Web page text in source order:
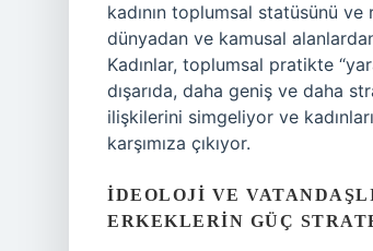
kadının toplumsal statüsünü ve
dünyadan ve kamusal
Kadınlar, toplumsal pratikte
dışarıda, daha geniş ve daha
ilişkilerini simgeliyor ve
karşımıza çıkıyor.
İDEOLOJI VE
ERKEKLERIN GÜÇ